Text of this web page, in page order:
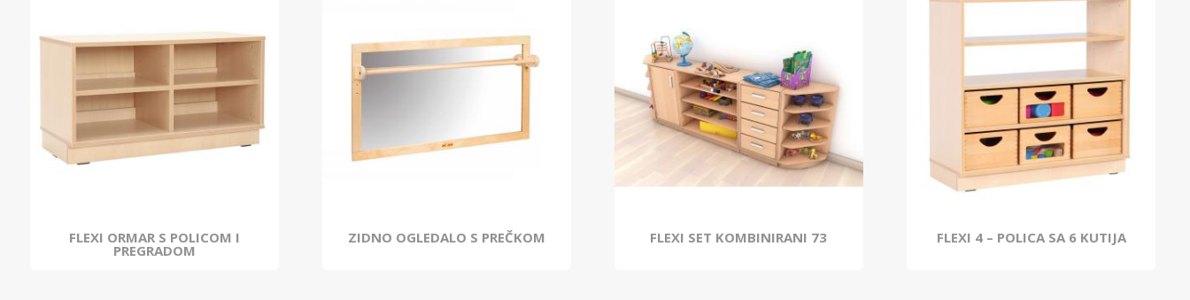
FLEXI ORMAR S POLICOM I
PREGRADOM
ZIDNO OGLEDALO S PREČKOM FLEXI SET KOMBINIRANI 73 FLEXI 4 – POLICA SA 6 KUTIJA